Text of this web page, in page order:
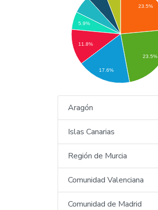
23.5%
23.5%
5.9%
11.8%
17.6%
Aragón
Islas Canarias
Región de Murcia
Comunidad Valenciana
Comunidad de Madrid